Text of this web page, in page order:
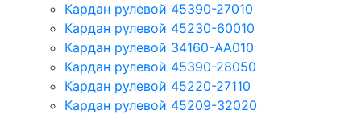
Кардан рулевой 45390-27010
Кардан рулевой 45230-60010
Кардан рулевой 34160-AA010
Кардан рулевой 45390-28050
Кардан рулевой 45220-27110
Кардан рулевой 45209-32020